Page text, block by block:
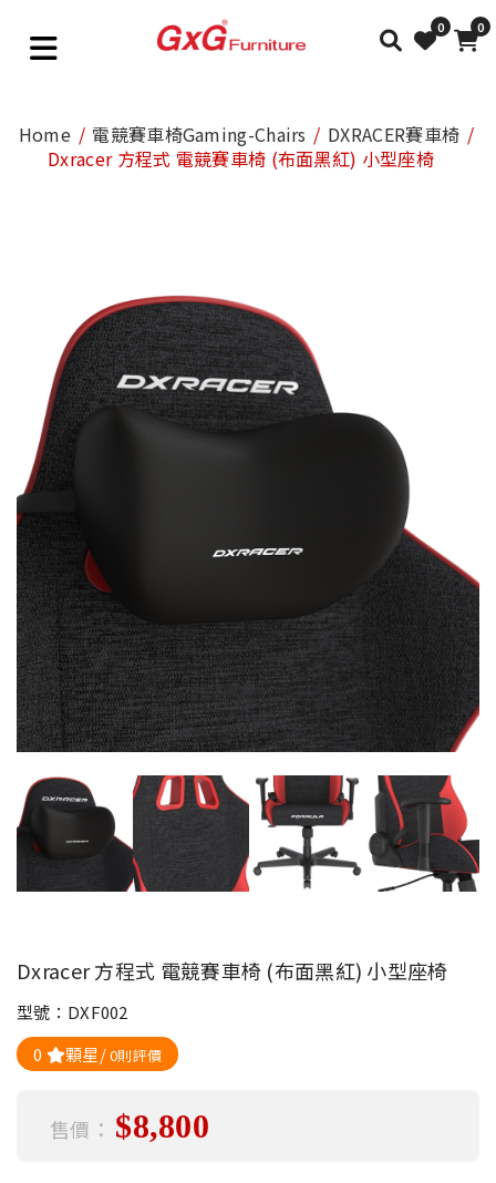
0 0
Home 電競賽車椅Gaming-Chairs
DXRACER賽車椅
Dxracer 方程式 電競賽車椅 (布面黑紅) 小型座椅
Dxracer 方程式 電競賽車椅 (布面黑紅) 小型座椅
型號：DXF002
0
顆星/0則評價
售價： $8,800